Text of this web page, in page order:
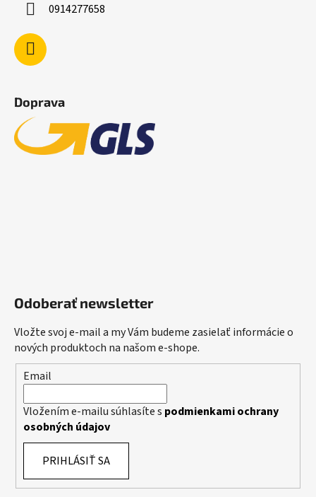
0914277658
Doprava
Odoberať newsletter
Vložte svoj e-mail a my Vám budeme zasielať informácie o
nových produktoch na našom e-shope.
Email
Vložením e-mailu súhlasíte s podmienkami ochrany
osobných údajov
PRIHLÁSIŤ SA